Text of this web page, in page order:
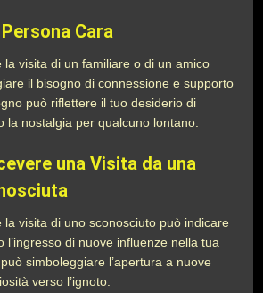
Cara
la visita di un familiare o di un amico
il bisogno di connessione e supporto
può riflettere il tuo desiderio di
la nostalgia per qualcuno lontano.
una Visita da una
la visita di uno sconosciuto può indicare
l’ingresso di nuove influenze nella tua
simboleggiare l’apertura a nuove
verso l’ignoto.